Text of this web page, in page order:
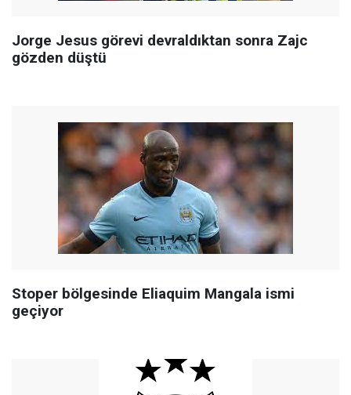
Jorge Jesus görevi devraldıktan sonra Zajc
gözden düştü
Stoper bölgesinde Eliaquim Mangala ismi
geçiyor